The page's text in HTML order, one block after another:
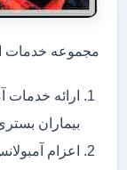
مجموعه خدمات
ارائه خدمات
بیماران